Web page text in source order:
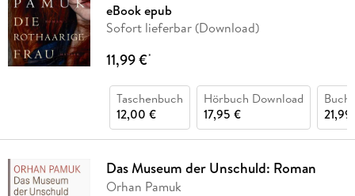
eBook epub
Sofort lieferbar (Download)
11,99 €*
Taschenbuch
12,00 €
Hörbuch Download
17,95 €
Buch
Das Museum der Unschuld: Roman
Orhan Pamuk